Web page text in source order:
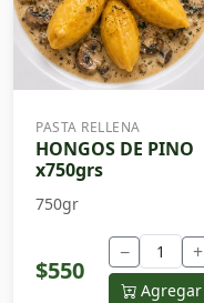
PASTA RELLENA
HONGOS DE PINO
x750grs
750gr
$550
− +
Agregar